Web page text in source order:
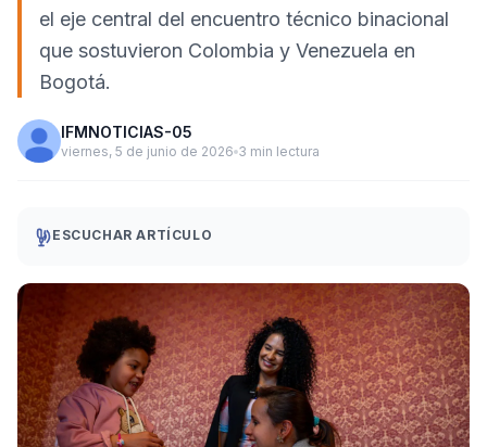
el eje central del encuentro técnico binacional
que sostuvieron Colombia y Venezuela en
Bogotá.
IFMNOTICIAS-05
viernes, 5 de junio de 2026 3 min lectura
ESCUCHAR ARTÍCULO